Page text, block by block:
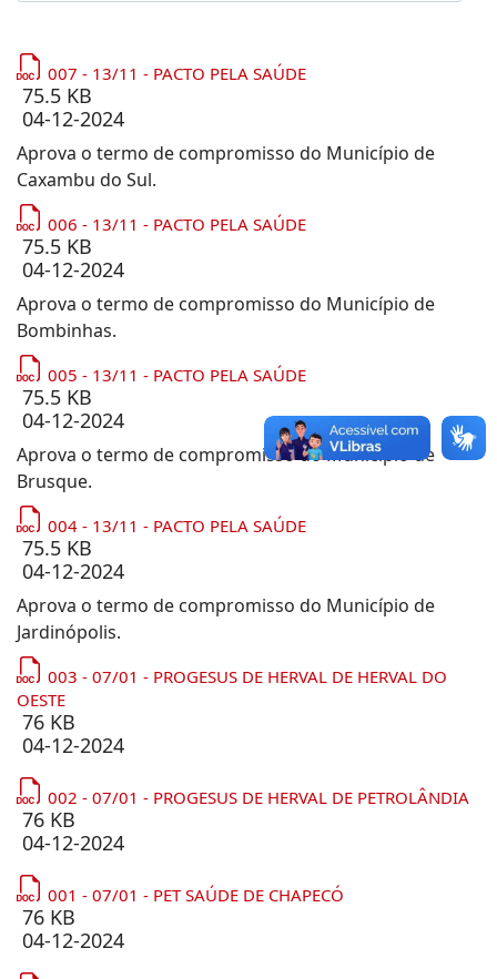
007 - 13/11 - PACTO PELA SAÚDE
75.5 KB
04-12-2024
Aprova o termo de compromisso do Município de
Caxambu do Sul.
006 - 13/11 - PACTO PELA SAÚDE
75.5 KB
04-12-2024
Aprova o termo de compromisso do Município de
Bombinhas.
005 - 13/11 - PACTO PELA SAÚDE
75.5 KB
04-12-2024
Aprova o termo de compromisso do Município de
Brusque.
004 - 13/11 - PACTO PELA SAÚDE
75.5 KB
04-12-2024
Aprova o termo de compromisso do Município de
Jardinópolis.
003 - 07/01 - PROGESUS DE HERVAL DE HERVAL DO
OESTE
76 KB
04-12-2024
002 - 07/01 - PROGESUS DE HERVAL DE PETROLÂNDIA
76 KB
04-12-2024
001 - 07/01 - PET SAÚDE DE CHAPECÓ
76 KB
04-12-2024